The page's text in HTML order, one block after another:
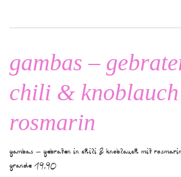
gambas –
chili &
rosmarin
gambas – gebraten in chili & knoblauch mit
grande 19,90